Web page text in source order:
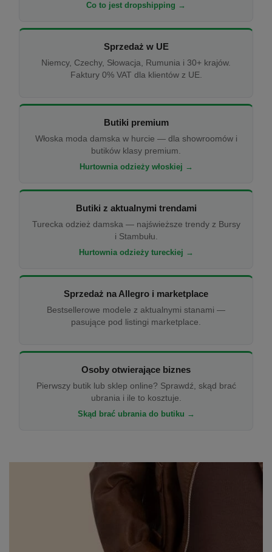
Co to jest dropshipping →
Sprzedaż w UE
Niemcy, Czechy, Słowacja, Rumunia i 30+ krajów.
Faktury 0% VAT dla klientów z UE.
Butiki premium
Włoska moda damska w hurcie — dla showroomów i
butików klasy premium.
Hurtownia odzieży włoskiej →
Butiki z aktualnymi trendami
Turecka odzież damska — najświeższe trendy z Bursy
i Stambułu.
Hurtownia odzieży tureckiej →
Sprzedaż na Allegro i marketplace
Bestsellerowe modele z aktualnymi stanami —
pasujące pod listingi marketplace.
Osoby otwierające biznes
Pierwszy butik lub sklep online? Sprawdź, skąd brać
ubrania i ile to kosztuje.
Skąd brać ubrania do butiku →